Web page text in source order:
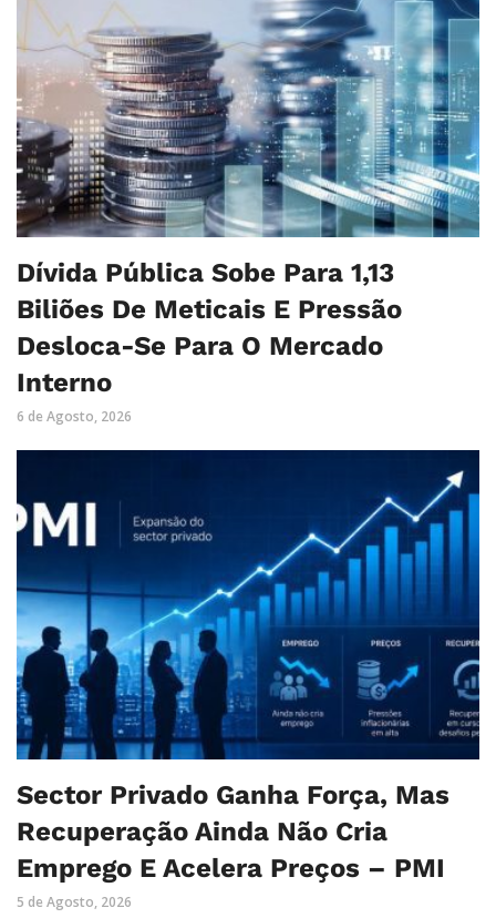
Dívida Pública Sobe Para 1,13
Biliões De Meticais E Pressão
Desloca-Se Para O Mercado
Interno
6 de Agosto, 2026
Sector Privado Ganha Força, Mas
Recuperação Ainda Não Cria
Emprego E Acelera Preços – PMI
5 de Agosto, 2026